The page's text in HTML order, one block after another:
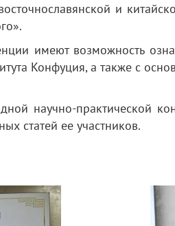
и
имеют возможность
Конфуция, а также с
научно-практической
статей ее участников.